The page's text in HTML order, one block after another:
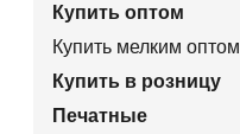
Купить оптом
Купить мелким оптом
Купить в розницу
Печатные